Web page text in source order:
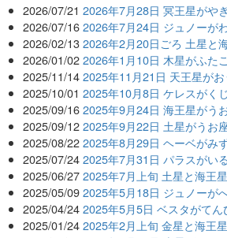
2026/07/21 2026年7月28日 冥王星がや
2026/07/16 2026年7月24日 ジュノーが
2026/02/13 2026年2月20日ごろ 土星と
2026/01/02 2026年1月10日 木星がふた
2025/11/14 2025年11月21日 天王星が
2025/10/01 2025年10月8日 ケレスがく
2025/09/16 2025年9月24日 海王星がう
2025/09/12 2025年9月22日 土星がうお
2025/08/22 2025年8月29日 ヘーベがみ
2025/07/24 2025年7月31日 パラスがい
2025/06/27 2025年7月上旬 土星と海王
2025/05/09 2025年5月18日 ジュノーが
2025/04/24 2025年5月5日 ベスタがてん
2025/01/24 2025年2月上旬 金星と海王